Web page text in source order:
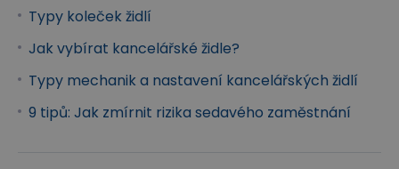
Bederní opěrka s nastavením výšky
Výškově nastavitelná bederní
opěrkaumístěnáve spodní části
opěrákuumožňuje nastavení podpěry nahoru či
Typy koleček židlí
Jak vybírat kancelářské židle?
Typy mechanik a nastavení kancelářských židlí
9 tipů: Jak zmírnit rizika sedavého zaměstnání